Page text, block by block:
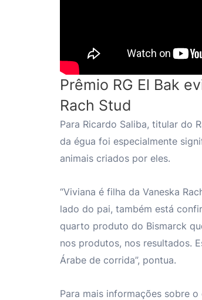
Prêmio RG El Bak
Rach Stud
Para Ricardo Saliba, titular do
da égua foi especialmente
animais criados por eles.
“Viviana é filha da Vaneska
lado do pai, também está
quarto produto do Bismarck
nos produtos, nos resultados.
Árabe de corrida”, pontua.
Para mais informações sobre